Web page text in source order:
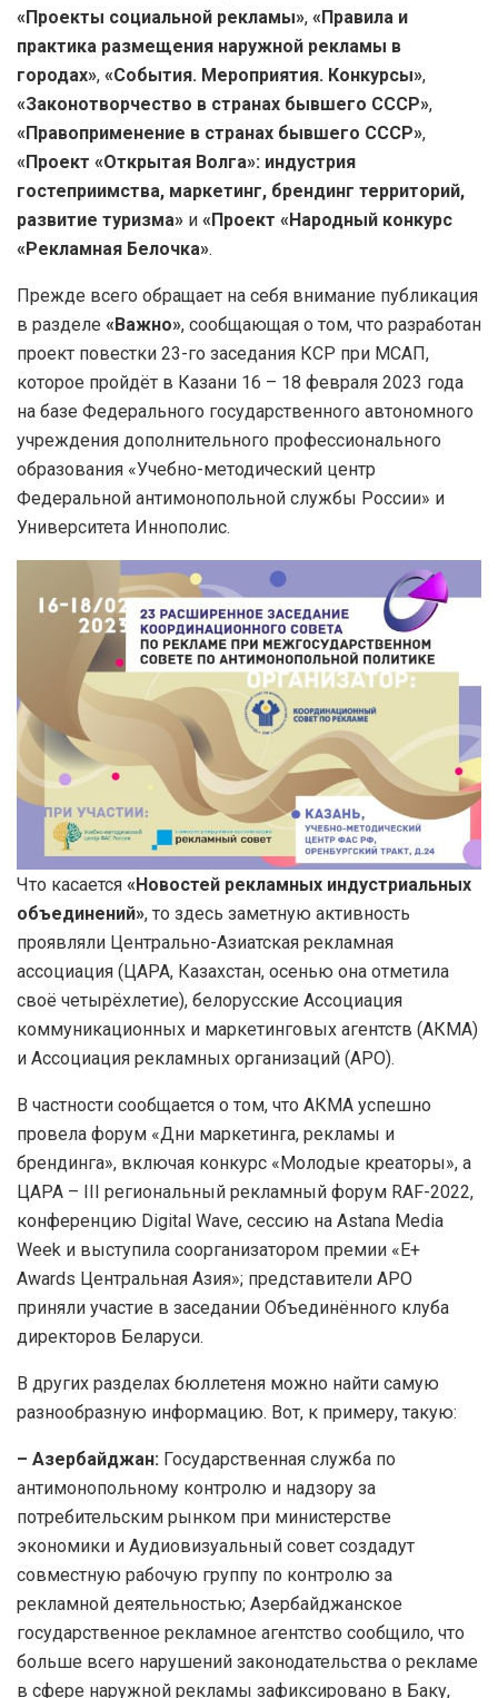
«Проекты социальной рекламы», «Правила и
практика размещения наружной рекламы в
городах», «События. Мероприятия. Конкурсы»,
«Законотворчество в странах бывшего СССР»,
«Правоприменение в странах бывшего СССР»,
«Проект «Открытая Волга»: индустрия
гостеприимства, маркетинг, брендинг территорий,
развитие туризма» и «Проект «Народный конкурс
«Рекламная Белочка».
Прежде всего обращает на себя внимание публикация
в разделе «Важно», сообщающая о том, что разработан
проект повестки 23-го заседания КСР при МСАП,
которое пройдёт в Казани 16 – 18 февраля 2023 года
на базе Федерального государственного автономного
учреждения дополнительного профессионального
образования «Учебно-методический центр
Федеральной антимонопольной службы России» и
Университета Иннополис.
Что касается «Новостей рекламных индустриальных
объединений», то здесь заметную активность
проявляли Центрально-Азиатская рекламная
ассоциация (ЦАРА, Казахстан, осенью она отметила
своё четырёхлетие), белорусские Ассоциация
коммуникационных и маркетинговых агентств (АКМА)
и Ассоциация рекламных организаций (АРО).
В частности сообщается о том, что АКМА успешно
провела форум «Дни маркетинга, рекламы и
брендинга», включая конкурс «Молодые креаторы», а
ЦАРА – III региональный рекламный форум RAF-2022,
конференцию Digital Wave, сессию на Astana Media
Week и выступила соорганизатором премии «E+
Awards Центральная Азия»; представители АРО
приняли участие в заседании Объединённого клуба
директоров Беларуси.
В других разделах бюллетеня можно найти самую
разнообразную информацию. Вот, к примеру, такую:
– Азербайджан: Государственная служба по
антимонопольному контролю и надзору за
потребительским рынком при министерстве
экономики и Аудиовизуальный совет создадут
совместную рабочую группу по контролю за
рекламной деятельностью; Азербайджанское
государственное рекламное агентство сообщило, что
больше всего нарушений законодательства о рекламе
в сфере наружной рекламы зафиксировано в Баку,